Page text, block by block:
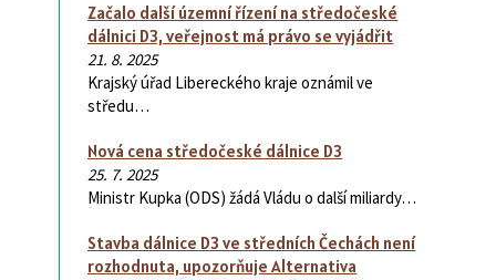
Začalo další územní řízení na středočeské
dálnici D3, veřejnost má právo se vyjádřit
21. 8. 2025
Krajský úřad Libereckého kraje oznámil ve
středu…
Nová cena středočeské dálnice D3
25. 7. 2025
Ministr Kupka (ODS) žádá Vládu o další miliardy…
Stavba dálnice D3 ve středních Čechách není
rozhodnuta, upozorňuje Alternativa